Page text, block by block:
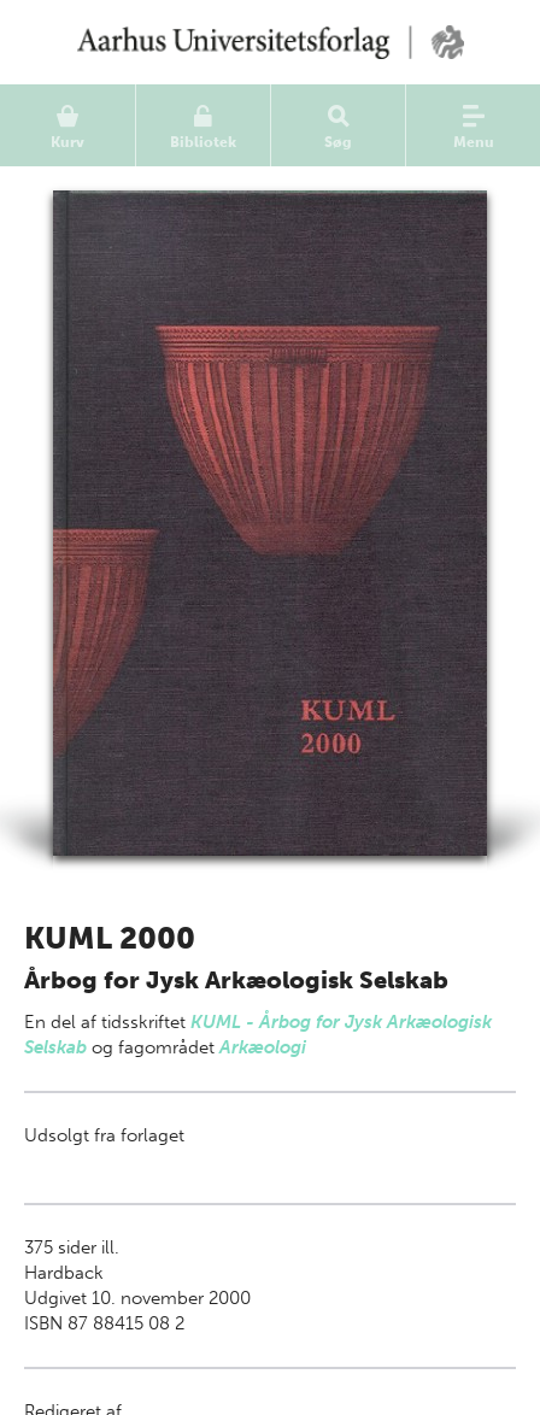
Kurv Bibliotek Søg Menu
KUML 2000
Årbog for Jysk Arkæologisk Selskab
En del af tidsskriftet KUML - Årbog for Jysk Arkæologisk
Selskab og fagområdetArkæologi
Udsolgt fra forlaget
375 sider ill.
Hardback
Udgivet 10. november 2000
ISBN 87 88415 08 2